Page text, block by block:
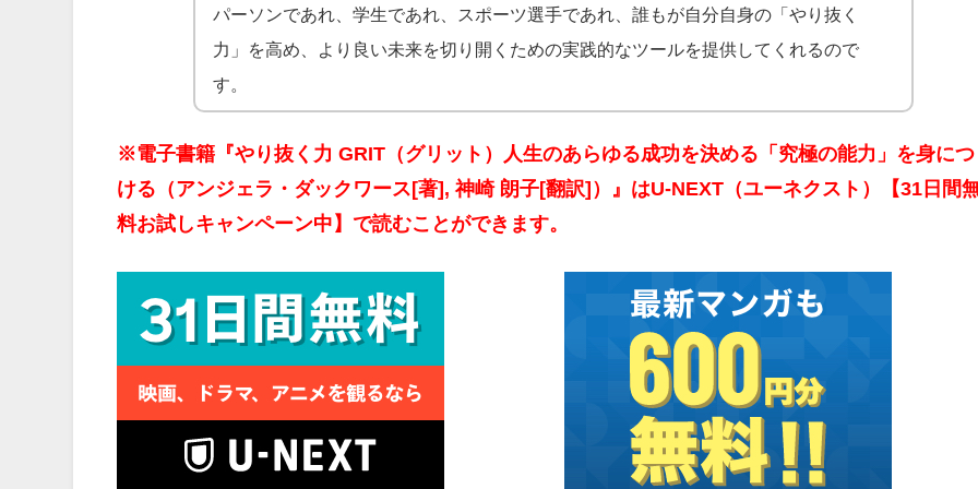
パーソンであれ、学生であれ、スポーツ選手であれ、誰もが自分自身の「やり抜く
力」を高め、より良い未来を切り開くための実践的なツールを提供してくれるので
す。
※電子書籍『やり抜く力 GRIT（グリット）人生のあらゆる成功を決める「究極の能力」を身につ
ける（アンジェラ・ダックワース[著], 神崎 朗子[翻訳]）』はU-NEXT（ユーネクスト）【31日間
料お試しキャンペーン中】で読むことができます。